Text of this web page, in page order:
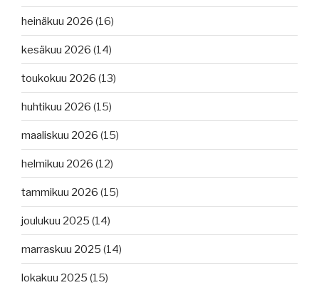
heinäkuu 2026 (16)
kesäkuu 2026 (14)
toukokuu 2026 (13)
huhtikuu 2026 (15)
maaliskuu 2026 (15)
helmikuu 2026 (12)
tammikuu 2026 (15)
joulukuu 2025 (14)
marraskuu 2025 (14)
lokakuu 2025 (15)